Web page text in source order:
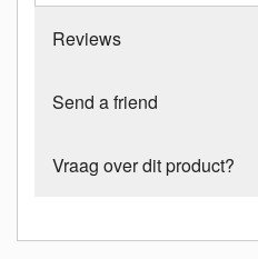
Reviews
Send a friend
Vraag over dit product?